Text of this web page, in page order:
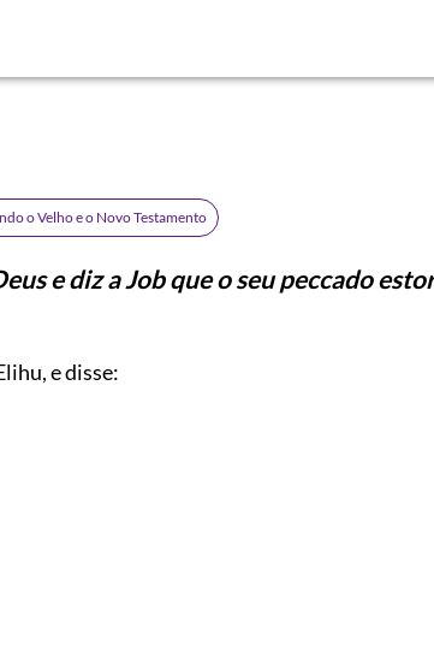
o Velho e o Novo Testamento
e diz a Job que o seu peccado
e disse: